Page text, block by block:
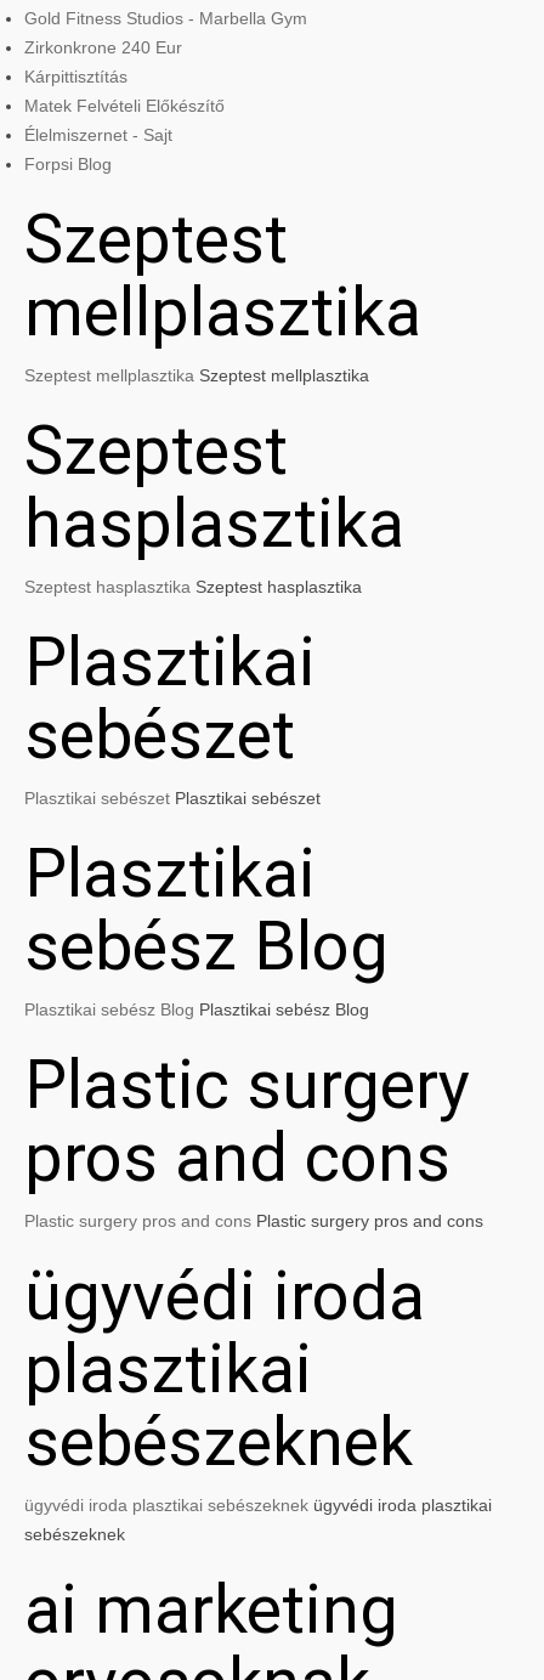
Gold Fitness Studios - Marbella Gym
Zirkonkrone 240 Eur
Kárpittisztítás
Matek Felvételi Előkészítő
Élelmiszernet - Sajt
Forpsi Blog
Szeptest
mellplasztika
Szeptest mellplasztika Szeptest mellplasztika
Szeptest
hasplasztika
Szeptest hasplasztika Szeptest hasplasztika
Plasztikai
sebészet
Plasztikai sebészet Plasztikai sebészet
Plasztikai
sebész Blog
Plasztikai sebész Blog Plasztikai sebész Blog
Plastic surgery
pros and cons
Plastic surgery pros and cons Plastic surgery pros and cons
ügyvédi iroda
plasztikai
sebészeknek
ügyvédi iroda plasztikai sebészeknek ügyvédi iroda plasztikai
sebészeknek
ai marketing